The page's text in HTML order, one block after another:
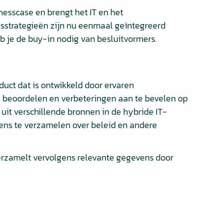
en brengt het IT en het
zijn nu eenmaal geïntegreerd
je de buy-in nodig van besluitvormers.
dat is ontwikkeld door ervaren
en verbeteringen aan te bevelen op
verschillende bronnen in de hybride IT-
te verzamelen over beleid en andere
vervolgens relevante gegevens door